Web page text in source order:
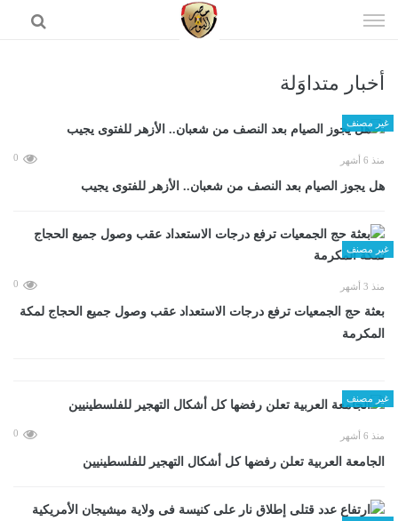
الى
أخبار متداوَلة
غير مصنف
منذ 6 أشهر 0
هل يجوز الصيام بعد النصف من شعبان.. الأزهر للفتوى يجيب
غير مصنف
منذ 3 أشهر 0
بعثة حج الجمعيات ترفع درجات الاستعداد عقب وصول جميع الحجاج لمكة
المكرمة
غير مصنف
منذ 6 أشهر 0
الجامعة العربية تعلن رفضها كل أشكال التهجير للفلسطينيين